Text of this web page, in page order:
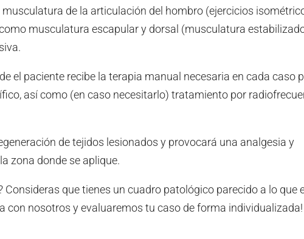
musculatura de la articulación del hombro (ejercicios
musculatura escapular y dorsal (musculatura
el paciente recibe la terapia manual necesaria en cada caso
así como (en caso necesitarlo) tratamiento por
de tejidos lesionados y provocará una analgesia y
zona donde se aplique.
Consideras que tienes un cuadro patológico parecido a lo que
con nosotros y evaluaremos tu caso de forma individualizada!